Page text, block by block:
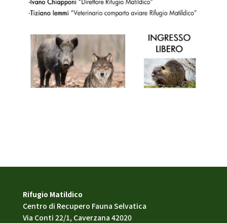
Rifugio Matildico
Centro di Recupero Fauna Selvatica
Via Conti 22/1, Caverzana 42020